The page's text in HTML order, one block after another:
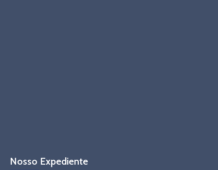
Nosso Expediente